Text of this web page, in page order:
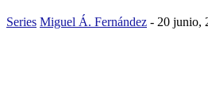
Series Miguel Á. Fernández - 20 junio,